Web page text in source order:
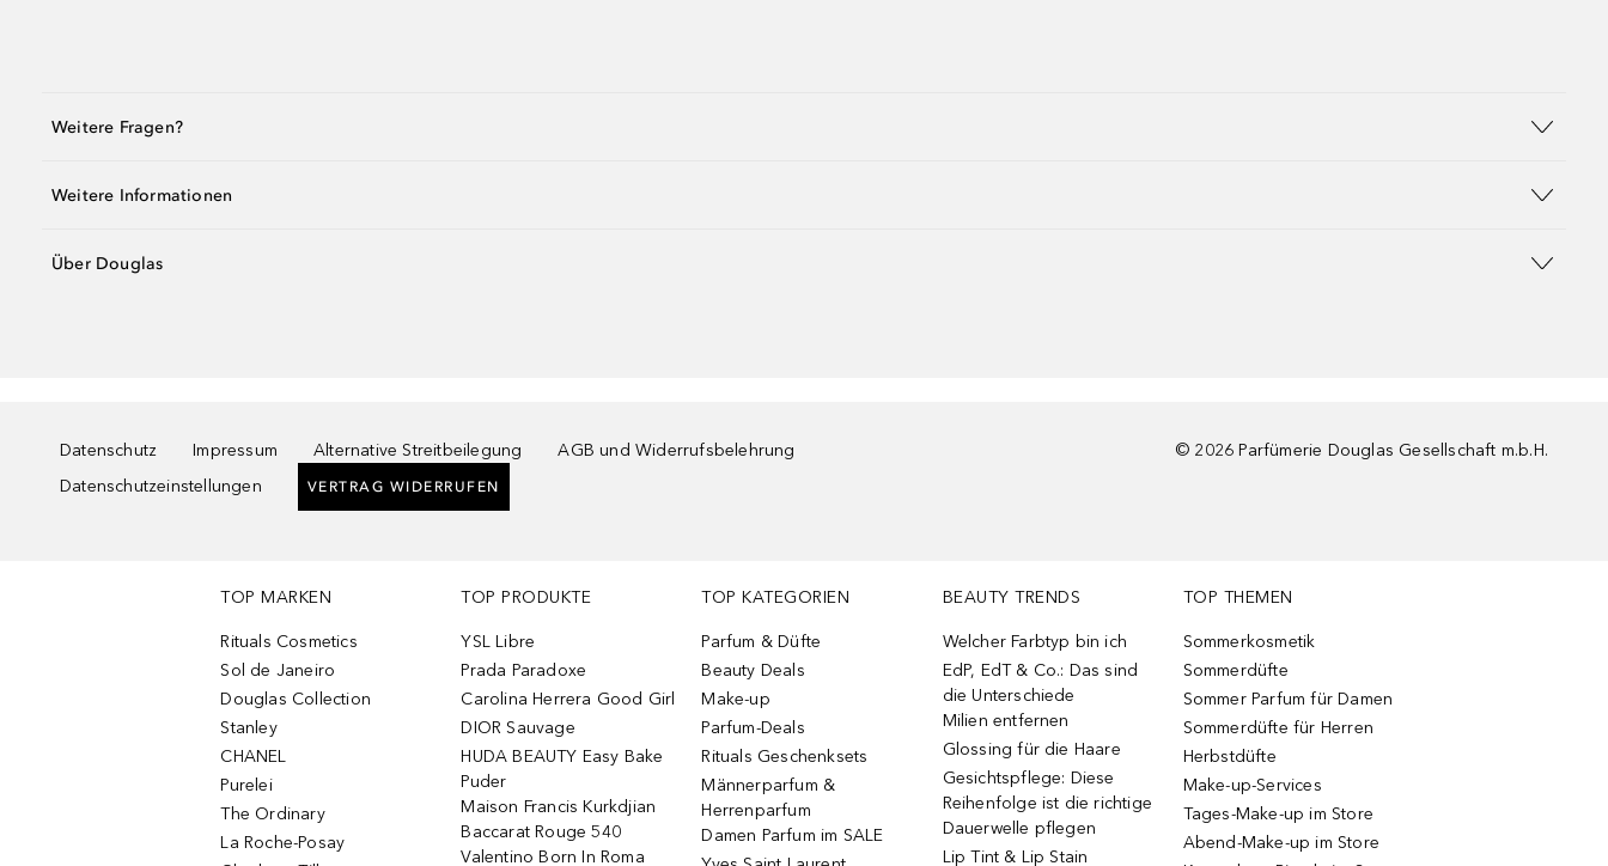
Weitere Fragen?
Weitere Informationen
Über Douglas
Datenschutz Impressum Alternative Streitbeilegung
AGB und Widerrufsbelehrung
Datenschutzeinstellungen
VERTRAG WIDERRUFEN
© 2026 Parfümerie Douglas Gesellschaft m.b.H.
TOP MARKEN
Rituals Cosmetics
Sol de Janeiro
Douglas Collection
Stanley
CHANEL
Purelei
The Ordinary
La Roche-Posay
TOP PRODUKTE
YSL Libre
Prada Paradoxe
Carolina Herrera Good Girl
DIOR Sauvage
HUDA BEAUTY Easy Bake
Puder
Maison Francis Kurkdjian
Baccarat Rouge 540
Valentino Born In Roma
TOP KATEGORIEN
Parfum & Düfte
Beauty Deals
Make-up
Parfum-Deals
Rituals Geschenksets
Männerparfum &
Herrenparfum
Damen Parfum im SALE
BEAUTY TRENDS
Welcher Farbtyp bin ich
EdP, EdT & Co.: Das sind
die Unterschiede
Milien entfernen
Glossing für die Haare
Gesichtspflege: Diese
Reihenfolge ist die richtige
Dauerwelle pflegen
Lip Tint & Lip Stain
TOP THEMEN
Sommerkosmetik
Sommerdüfte
Sommer Parfum für Damen
Sommerdüfte für Herren
Herbstdüfte
Make-up-Services
Tages-Make-up im Store
Abend-Make-up im Store